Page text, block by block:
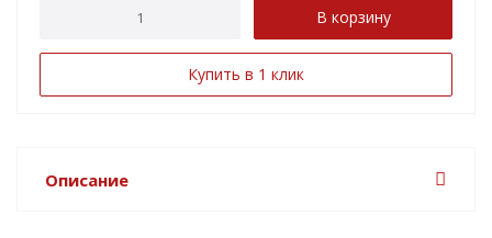
В корзину
Купить в 1 клик
Описание